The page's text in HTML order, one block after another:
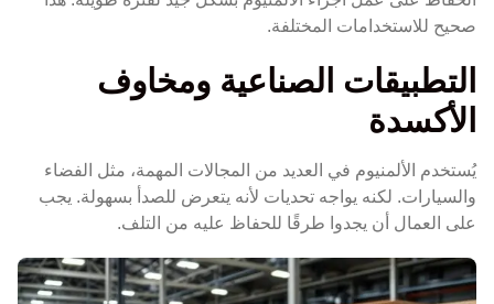
صحيح للاستخدامات المختلفة.
التطبيقات الصناعية ومخاوف
الأكسدة
يُستخدم الألمنيوم في العديد من المجالات المهمة، مثل الفضاء
والسيارات. لكنه يواجه تحديات لأنه يتعرض للصدأ بسهولة. يجب
على العمال أن يجدوا طرقًا للحفاظ عليه من التلف.